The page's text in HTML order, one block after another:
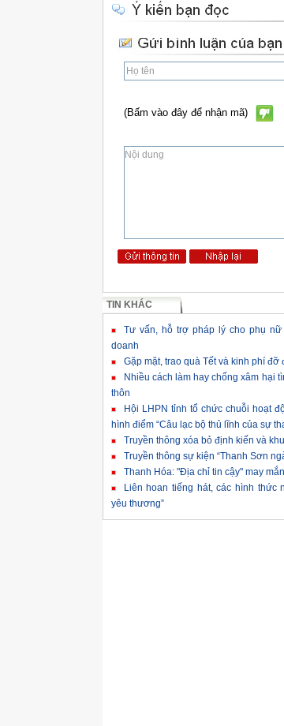
(Bấm vào đây để nhận mã)
TIN KHÁC
Tư vấn, hỗ trợ pháp lý cho phụ
doanh
Gặp mặt, trao quà Tết và kinh phí đỡ
Nhiều cách làm hay chống xâm hại
thôn
Hội LHPN tỉnh tổ chức chuỗi hoạt
hình điểm “Câu lạc bộ thủ lĩnh của sự
Truyền thông xóa bỏ định kiến và
Truyền thông sự kiện “Thanh Sơn
Thanh Hóa: "Địa chỉ tin cậy" may
Liên hoan tiếng hát, các hình thức
yêu thương”